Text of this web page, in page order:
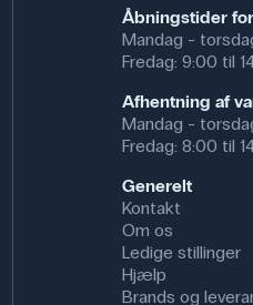
naturskoler og pædagogiske
bruges kreativt og
nyttigt redskab til at bevare
Specifikationer
Dimensioner: (l x b) 43 cm
Materiale: Papir
Åbningstider
Mandag -
Fredag: 9:00 til
Afhentning af
Mandag -
Fredag: 8:00 til
Generelt
Kontakt
Om os
Ledige stillinger
Hjælp
Brands og